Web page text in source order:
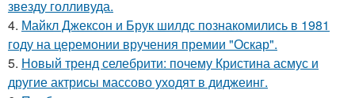
звезду голливуда.
4. Майкл Джексон и Брук шилдс познакомились в 1981
году на церемонии вручения премии "Оскар".
5. Новый тренд селебрити: почему Кристина асмус и
другие актрисы массово уходят в диджеинг.